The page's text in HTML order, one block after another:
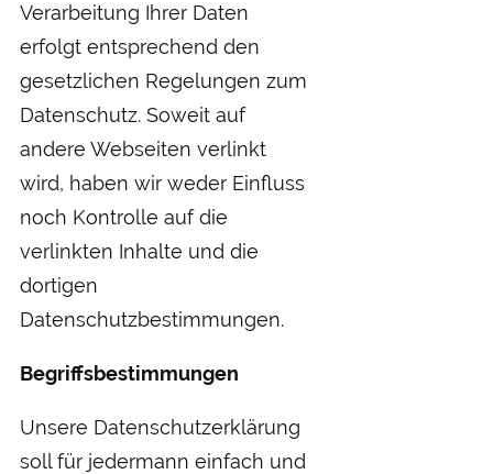
Verarbeitung Ihrer Daten
erfolgt entsprechend den
gesetzlichen Regelungen zum
Datenschutz. Soweit auf
andere Webseiten verlinkt
wird, haben wir weder Einfluss
noch Kontrolle auf die
verlinkten Inhalte und die
dortigen
Datenschutzbestimmungen.
Begriffsbestimmungen
Unsere Datenschutzerklärung
soll für jedermann einfach und